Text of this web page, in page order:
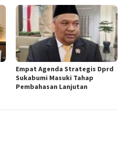
Empat Agenda Strategis Dprd
Sukabumi Masuki Tahap
Pembahasan Lanjutan